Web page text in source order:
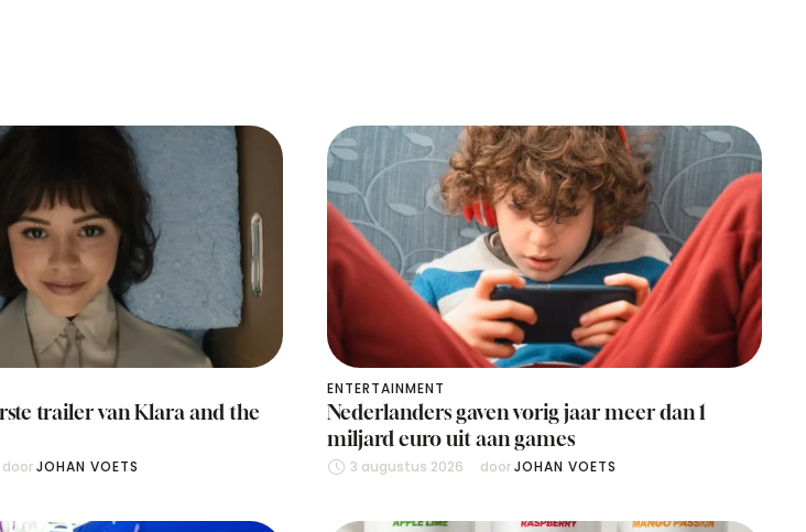
trailer van Klara and the
door JOHAN VOETS
ENTERTAINMENT
Nederlanders gaven vorig jaar meer dan 1
miljard euro uit aan games
3 augustus 2026 door JOHAN VOETS